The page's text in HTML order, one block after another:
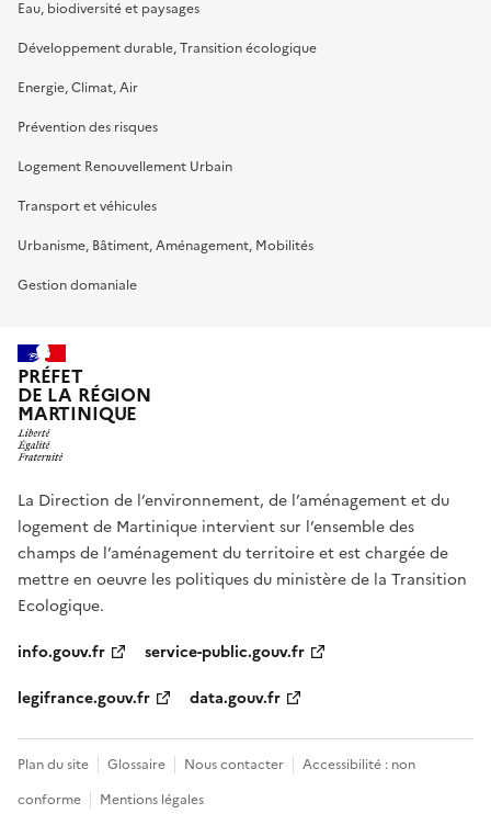
Eau, biodiversité et paysages
Développement durable, Transition écologique
Energie, Climat, Air
Prévention des risques
Logement Renouvellement Urbain
Transport et véhicules
Urbanisme, Bâtiment, Aménagement, Mobilités
Gestion domaniale
PRÉFET
DE LA RÉGION
MARTINIQUE
La Direction de l’environnement, de l’aménagement et du
logement de Martinique intervient sur l’ensemble des
champs de l’aménagement du territoire et est chargée de
mettre en oeuvre les politiques du ministère de la Transition
Ecologique.
info.gouv.fr
service-public.gouv.fr
legifrance.gouv.fr
data.gouv.fr
Plan du site Glossaire Nous contacter
Accessibilité : non
conforme
Mentions légales